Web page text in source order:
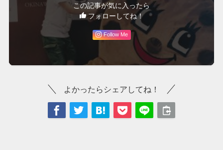
この記事が気に入ったら
フォローしてね！
Follow Me
よかったらシェアしてね！